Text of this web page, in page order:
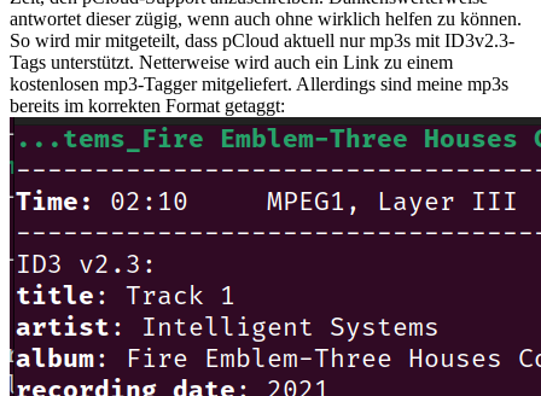
antwortet dieser zügig, wenn auch ohne wirklich helfen zu können.
So wird mir mitgeteilt, dass pCloud aktuell nur mp3s mit ID3v2.3-
Tags unterstützt. Netterweise wird auch ein Link zu einem
kostenlosen mp3-Tagger mitgeliefert. Allerdings sind meine mp3s
bereits im korrekten Format getaggt: